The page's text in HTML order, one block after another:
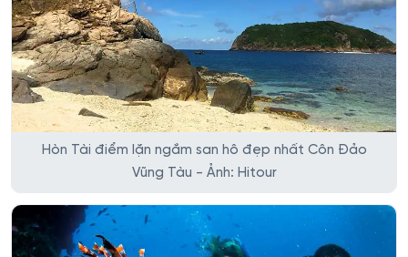
Hòn Tài điểm lặn ngắm san hô đẹp nhất Côn Đảo
Vũng Tàu - Ảnh: Hitour